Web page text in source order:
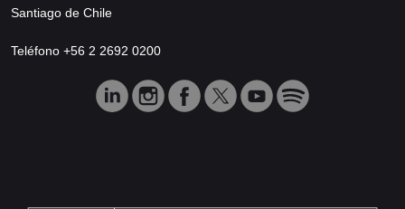
Santiago de Chile
Teléfono +56 2 2692 0200